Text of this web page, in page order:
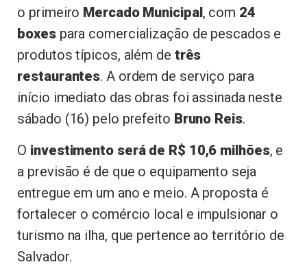
o primeiro Mercado Municipal, com 24
boxespara comercialização de pescados e
produtos típicos, além de três
restaurantes. A ordem de serviço para
início imediato das obras foi assinada neste
sábado (16) pelo prefeito Bruno Reis.
O investimento será de R$ 10,6 milhões, e
a previsão é de que o equipamento seja
entregue em um ano e meio. A proposta é
fortalecer o comércio local e impulsionar o
turismo na ilha, que pertence ao território de
Salvador.